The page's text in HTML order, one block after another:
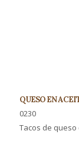
QUESO EN
0230
Tacos de